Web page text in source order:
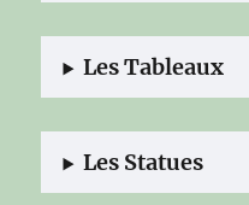
Les Tableaux
Les Statues